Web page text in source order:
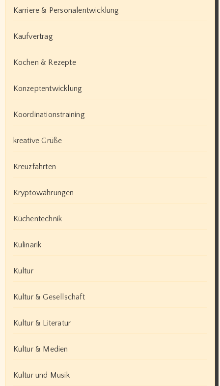
Karriere & Personalentwicklung
Kaufvertrag
Kochen & Rezepte
Konzeptentwicklung
Koordinationstraining
kreative Grüße
Kreuzfahrten
Kryptowährungen
Küchentechnik
Kulinarik
Kultur
Kultur & Gesellschaft
Kultur & Literatur
Kultur & Medien
Kultur und Musik